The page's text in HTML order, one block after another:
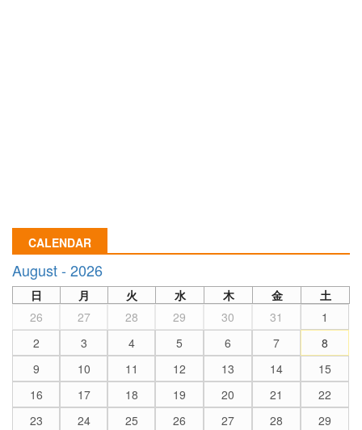
CALENDAR
August - 2026
日 月 火 水 木 金
土
26
27 28 29 30 31
1
2
3 4 5 6 7
8
9
10 11 12 13 14
15
16
17 18 19 20 21
22
23
24 25 26 27 28
29